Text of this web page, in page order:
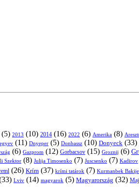
(5) 2013 (10) 2014 (16) 2022 (6) Amerika (8)
(11) Dnyeper (5) Donbassz (10) Donyeck (33)
(6) Gazprom (12) Gorbacsov (15) Groznij (6)
Szektor (8) Julija Timosenko (7) Juscsenko (7) Kadirov
(26) Krím (37) krími tatárok (7) Kurmanbek
Lviv (14) magyarok (5) Magyarország (32)